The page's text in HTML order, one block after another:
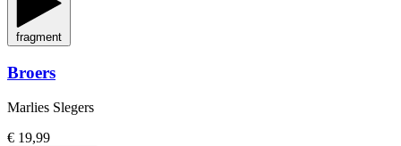
fragment
Broers
Marlies Slegers
€ 19,99